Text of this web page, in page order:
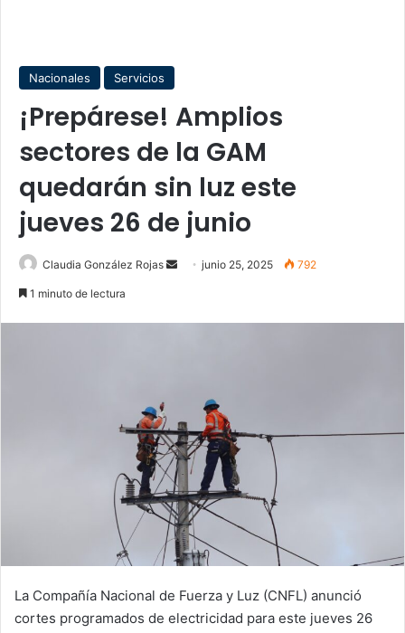
Nacionales Servicios
¡Prepárese! Amplios
sectores de la GAM
quedarán sin luz este
jueves 26 de junio
Claudia González Rojas
Sendjunio 25, 2025 792
1 minuto de lectura
La Compañía Nacional de Fuerza y Luz (CNFL) anunció
cortes programados de electricidad para este jueves 26